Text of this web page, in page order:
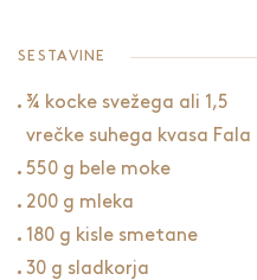
SESTAVINE
¾ kocke svežega ali 1,5
vrečke suhega kvasa Fala
550 g bele moke
200 g mleka
180 g kisle smetane
30 g sladkorja